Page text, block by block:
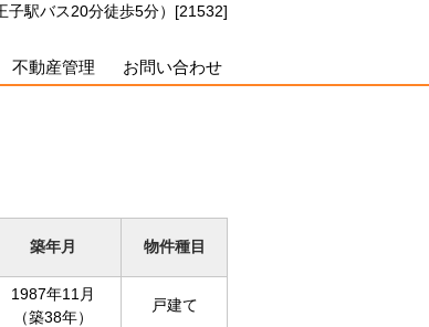
子駅バス20分徒歩5分）[21532]
不動産管理 お問い合わせ
築年月 物件種目
1987年11月
（築38年）
戸建て